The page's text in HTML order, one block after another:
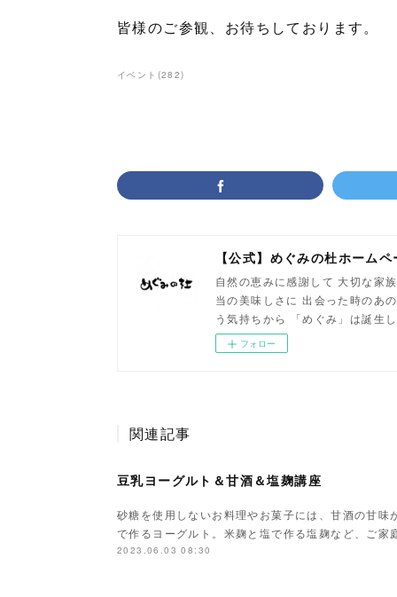
皆様のご参観、お待ちしております。
イベント (282)
【公式】めぐみの杜ホーム
自然の恵みに感謝して 大切な家
当の美味しさに 出会った時のあ
う気持ちから 「めぐみ」は誕生
フォロー
関連記事
豆乳ヨーグルト＆甘酒＆塩麹講座
砂糖を使用しないお料理やお菓子には、甘酒の甘
で作るヨーグルト。米麹と塩で作る塩麹など、ご
2023.06.03 08:30